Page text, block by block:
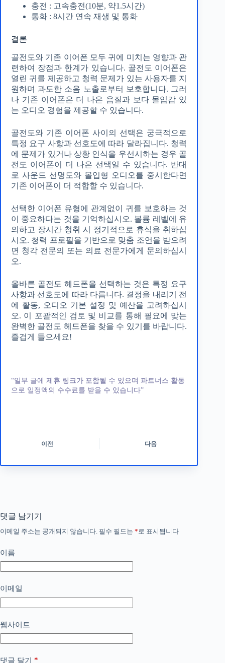
충전 : 고속충전(10분, 약1.5시간)
통화 : 8시간 연속 재생 및 통화
결론
골전도와 기존 이어폰 모두 귀에 미치는 영향과 관
련하여 장점과 한계가 있습니다. 골전도 이어폰은
열린 귀를 제공하고 청력 문제가 있는 사용자를 지
원하며 과도한 소음 노출로부터 보호합니다. 그러
나 기존 이어폰은 더 나은 음질과 보다 몰입감 있
는 오디오 경험을 제공할 수 있습니다.
골전도와 기존 이어폰 사이의 선택은 궁극적으로
특정 요구 사항과 선호도에 따라 달라집니다. 청력
에 문제가 있거나 상황 인식을 우선시하는 경우 골
전도 이어폰이 더 나은 선택일 수 있습니다. 반대
로 사운드 선명도와 몰입형 오디오를 중시한다면
기존 이어폰이 더 적합할 수 있습니다.
선택한 이어폰 유형에 관계없이 귀를 보호하는 것
이 중요하다는 것을 기억하십시오. 볼륨 레벨에 유
의하고 장시간 청취 시 정기적으로 휴식을 취하십
시오. 청력 프로필을 기반으로 맞춤 조언을 받으려
면 청각 전문의 또는 의료 전문가에게 문의하십시
오.
올바른 골전도 헤드폰을 선택하는 것은 특정 요구
사항과 선호도에 따라 다릅니다. 결정을 내리기 전
에 활동, 오디오 기본 설정 및 예산을 고려하십시
오. 이 포괄적인 검토 및 비교를 통해 필요에 맞는
완벽한 골전도 헤드폰을 찾을 수 있기를 바랍니다.
즐겁게 들으세요!
“일부 글에 제휴 링크가 포함될 수 있으며 파트너스 활동
으로 일정액의 수수료를 받을 수 있습니다”
이전 다음
댓글 남기기
이메일 주소는 공개되지 않습니다. 필수 필드는 * 로 표시됩니다
이름
이메일
웹사이트
댓글 달기 *